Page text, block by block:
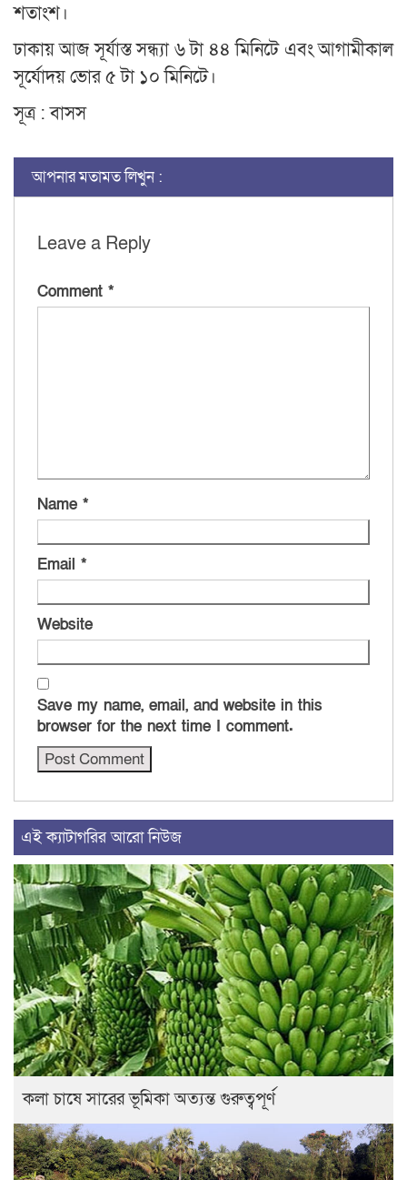
শতাংশ।
ঢাকায় আজ সূর্যাস্ত সন্ধ্যা ৬ টা ৪৪ মিনিটে এবং আগামীকাল
সূর্যোদয় ভোর ৫ টা ১০ মিনিটে।
সূত্র : বাসস
আপনার মতামত লিখুন :
Leave a Reply
Comment *
Name *
Email *
Website
Save my name, email, and website in this
browser for the next time I comment.
এই ক্যাটাগরির আরো নিউজ
কলা চাষে সারের ভূমিকা অত্যন্ত গুরুত্বপূর্ণ